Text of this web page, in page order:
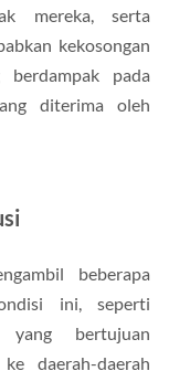
mereka, serta
kekosongan
pada
diterima oleh
beberapa
ini, seperti
bertujuan
daerah-daerah